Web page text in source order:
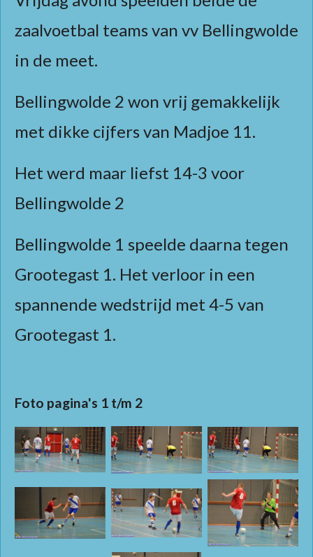
zaalvoetbal teams van vv Bellingwolde
in de meet.
Bellingwolde 2 won vrij gemakkelijk
met dikke cijfers van Madjoe 11.
Het werd maar liefst 14-3 voor
Bellingwolde 2
Bellingwolde 1 speelde daarna tegen
Grootegast 1. Het verloor in een
spannende wedstrijd met 4-5 van
Grootegast 1.
Foto pagina's 1 t/m 2